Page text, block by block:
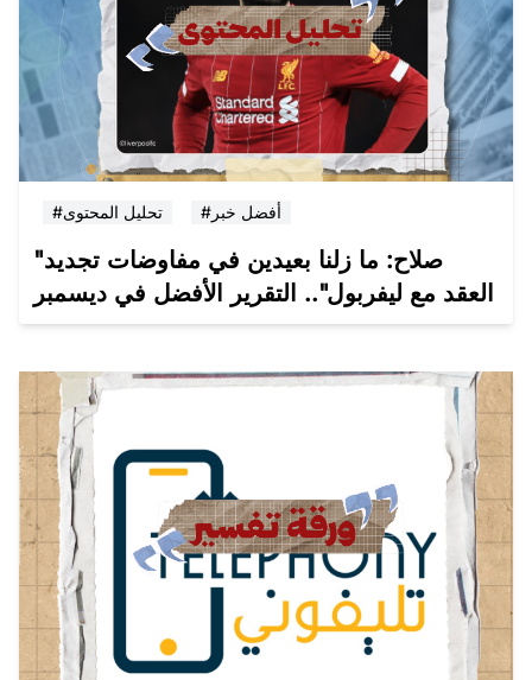
#تحليل المحتوى #أفضل خبر
"صلاح: ما زلنا بعيدين في مفاوضات تجديد
العقد مع ليفربول".. التقرير الأفضل في ديسمبر